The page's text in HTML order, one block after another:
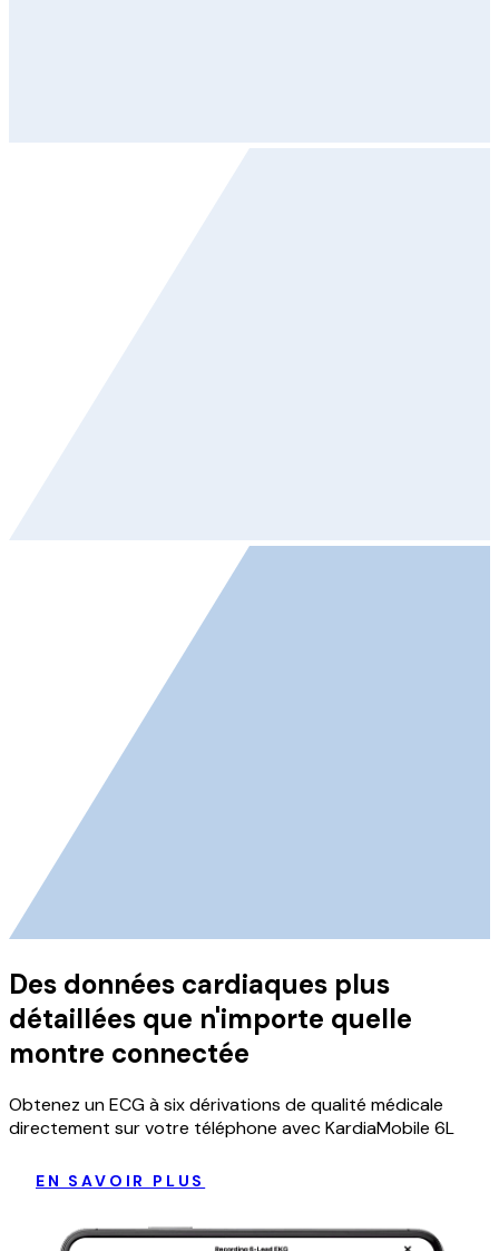
Des données cardiaques plus
détaillées que n'importe quelle
montre connectée
Obtenez un ECG à six dérivations de qualité médicale
directement sur votre téléphone avec KardiaMobile 6L
EN SAVOIR PLUS